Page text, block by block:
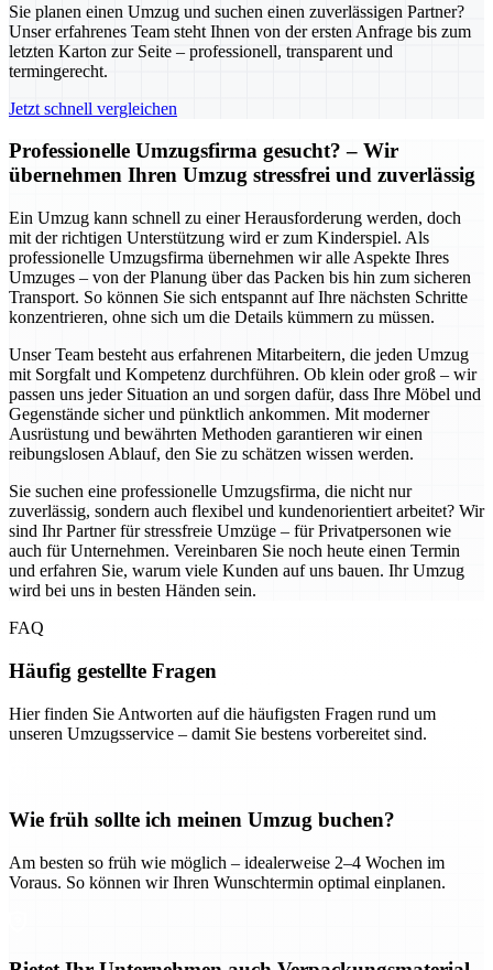
Sie planen einen Umzug und suchen einen zuverlässigen Partner?
Unser erfahrenes Team steht Ihnen von der ersten Anfrage bis zum
letzten Karton zur Seite – professionell, transparent und
termingerecht.
Jetzt schnell vergleichen
Professionelle Umzugsfirma gesucht? – Wir
übernehmen Ihren Umzug stressfrei und zuverlässig
Ein Umzug kann schnell zu einer Herausforderung werden, doch
mit der richtigen Unterstützung wird er zum Kinderspiel. Als
professionelle Umzugsfirma übernehmen wir alle Aspekte Ihres
Umzuges – von der Planung über das Packen bis hin zum sicheren
Transport. So können Sie sich entspannt auf Ihre nächsten Schritte
konzentrieren, ohne sich um die Details kümmern zu müssen.
Unser Team besteht aus erfahrenen Mitarbeitern, die jeden Umzug
mit Sorgfalt und Kompetenz durchführen. Ob klein oder groß – wir
passen uns jeder Situation an und sorgen dafür, dass Ihre Möbel und
Gegenstände sicher und pünktlich ankommen. Mit moderner
Ausrüstung und bewährten Methoden garantieren wir einen
reibungslosen Ablauf, den Sie zu schätzen wissen werden.
Sie suchen eine professionelle Umzugsfirma, die nicht nur
zuverlässig, sondern auch flexibel und kundenorientiert arbeitet? Wir
sind Ihr Partner für stressfreie Umzüge – für Privatpersonen wie
auch für Unternehmen. Vereinbaren Sie noch heute einen Termin
und erfahren Sie, warum viele Kunden auf uns bauen. Ihr Umzug
wird bei uns in besten Händen sein.
FAQ
Häufig gestellte Fragen
Hier finden Sie Antworten auf die häufigsten Fragen rund um
unseren Umzugsservice – damit Sie bestens vorbereitet sind.
Wie früh sollte ich meinen Umzug buchen?
Am besten so früh wie möglich – idealerweise 2–4 Wochen im
Voraus. So können wir Ihren Wunschtermin optimal einplanen.